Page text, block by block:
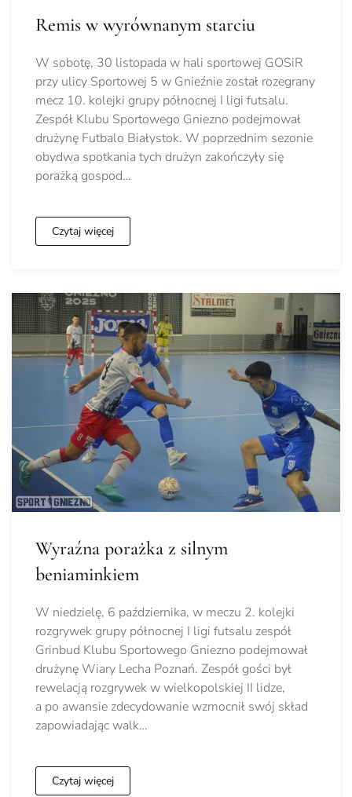
Remis w wyrównanym starciu
W sobotę, 30 listopada w hali sportowej GOSiR
przy ulicy Sportowej 5 w Gnieźnie został rozegrany
mecz 10. kolejki grupy północnej I ligi futsalu.
Zespół Klubu Sportowego Gniezno podejmował
drużynę Futbalo Białystok. W poprzednim sezonie
obydwa spotkania tych drużyn zakończyły się
porażką gospod…
Czytaj więcej
Wyraźna porażka z silnym
beniaminkiem
W niedzielę, 6 października, w meczu 2. kolejki
rozgrywek grupy północnej I ligi futsalu zespół
Grinbud Klubu Sportowego Gniezno podejmował
drużynę Wiary Lecha Poznań. Zespół gości był
rewelacją rozgrywek w wielkopolskiej II lidze,
a po awansie zdecydowanie wzmocnił swój skład
zapowiadając walk…
Czytaj więcej